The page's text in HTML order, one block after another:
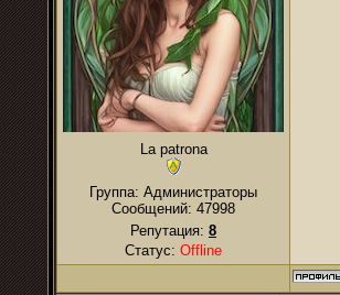
La patrona
Группа: Администраторы
Сообщений: 47998
Репутация: 8
Статус: Offline